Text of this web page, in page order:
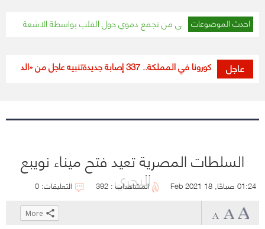
احدث الموضوعات
حياة مريض يعاني من تجمع دموي حول القلب بواسطة الاشعة التداخلية
عاجل
مستجدات كورونا في المملكة.. 337 إصابة جديدة تنبيه عاجل من «الدفاع
السلطات المصرية تعيد فتح ميناء نويبع
البحري 01:24 صباحًا, 18 Feb 2021 المشاهدات : 392 التعليقات: 0
Click
More